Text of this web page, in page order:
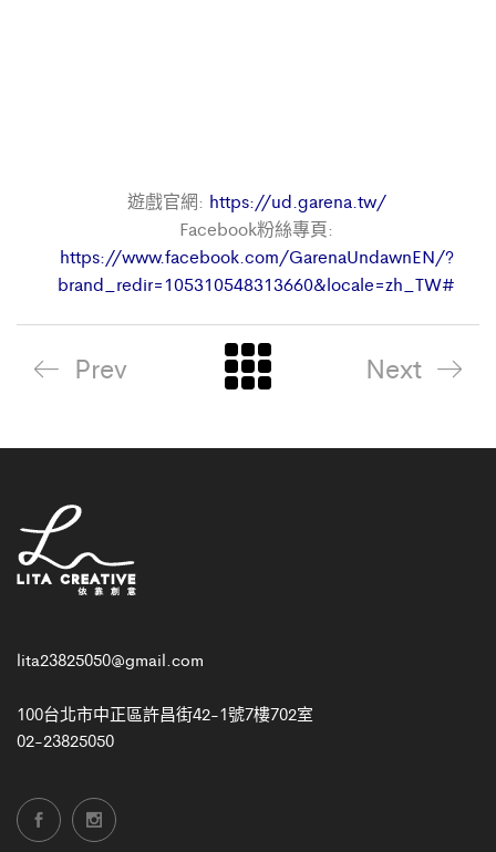
遊戲官網: https://ud.garena.tw/
Facebook粉絲專頁:
https://www.facebook.com/GarenaUndawnEN/?
brand_redir=105310548313660&locale=zh_TW#
Prev Next
lita23825050@gmail.com
100台北市中正區許昌街42-1號7樓702室
02-23825050